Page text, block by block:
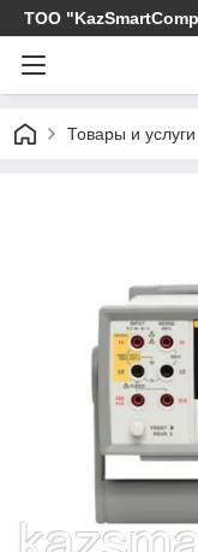
ТОО
Товары и услуги